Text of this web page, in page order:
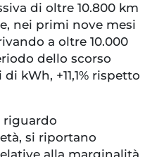
di oltre 10.800 km
nei primi nove mesi
a oltre 10.000
dello scorso
kWh, +11,1% rispetto
riguardo
si riportano
alla marginalità